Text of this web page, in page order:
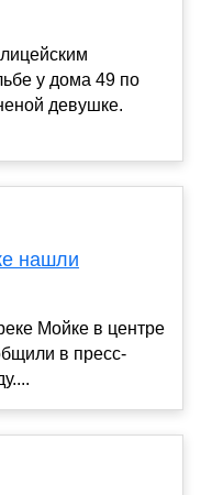
у дома 49 по
девушке.
нашли
Мойке в центре
в пресс-